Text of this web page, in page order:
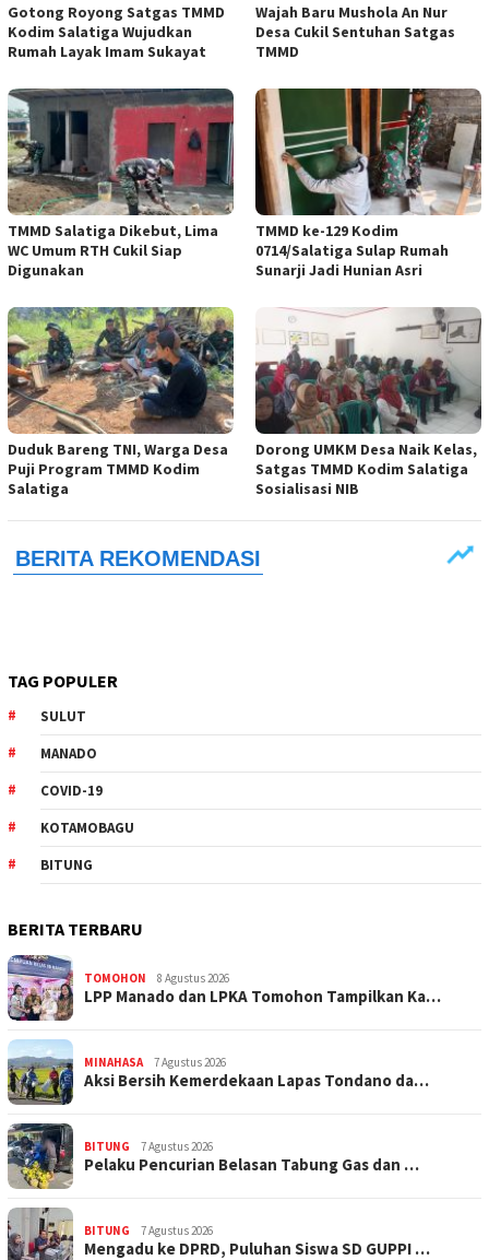
Gotong Royong Satgas TMMD
Kodim Salatiga Wujudkan
Rumah Layak Imam Sukayat
Wajah Baru Mushola An Nur
Desa Cukil Sentuhan Satgas
TMMD
TMMD Salatiga Dikebut, Lima
WC Umum RTH Cukil Siap
Digunakan
TMMD ke-129 Kodim
0714/Salatiga Sulap Rumah
Sunarji Jadi Hunian Asri
Duduk Bareng TNI, Warga Desa
Puji Program TMMD Kodim
Salatiga
Dorong UMKM Desa Naik Kelas,
Satgas TMMD Kodim Salatiga
Sosialisasi NIB
TAG POPULER
SULUT
MANADO
COVID-19
KOTAMOBAGU
BITUNG
BERITA TERBARU
TOMOHON 8 Agustus 2026
LPP Manado dan LPKA Tomohon Tampilkan Ka…
MINAHASA 7 Agustus 2026
Aksi Bersih Kemerdekaan Lapas Tondano da…
BITUNG 7 Agustus 2026
Pelaku Pencurian Belasan Tabung Gas dan …
BITUNG 7 Agustus 2026
Mengadu ke DPRD, Puluhan Siswa SD GUPPI …